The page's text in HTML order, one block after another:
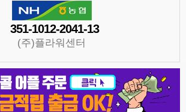
351-1012-2041-13
(주)플라워센터